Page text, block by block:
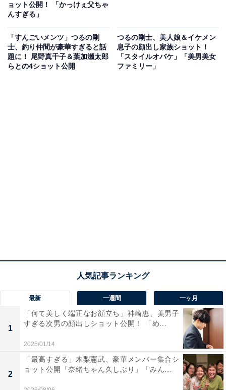
ョット公開！ 「かっけぇ父ちゃ
んすぎる」
「すんごいメンツ」つるの剛
士、釣り仲間が豪華すぎると話
題に！ 尾野真千子＆葉加瀬太郎
らとの4ショット公開
つるの剛士、美人娘＆イケメン
息子の顔出し家族ショット！
「スタイルオバケ」「美男美女
ファミリー」
最新 一週間 一ヶ月
1
「何て美しく端正なお顔立ち」神崎恵、美男子
すぎる次男の顔出しショット公開！ 「め...
2025/01/14
2
「最高すぎる」木梨憲武、豪華メンバー集合シ
ョット公開「奈緒ちゃん久しぶり」「みん...